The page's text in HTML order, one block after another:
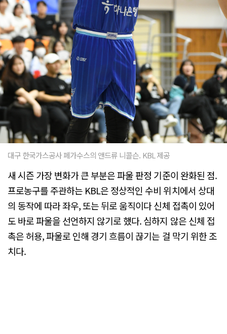
대구 한국가스공사 페가수스의 앤드류 니콜슨. KBL 제공
새 시즌 가장 변화가 큰 부분은 파울 판정 기준이 완화된 점.
프로농구를 주관하는 KBL은 정상적인 수비 위치에서 상대
의 동작에 따라 좌우, 또는 뒤로 움직이다 신체 접촉이 있어
도 바로 파울을 선언하지 않기로 했다. 심하지 않은 신체 접
촉은 허용, 파울로 인해 경기 흐름이 끊기는 걸 막기 위한 조
치다.